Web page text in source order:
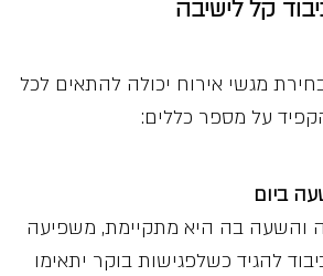
קל לישיבה
מגשי אירוח יכולה להתאים לכל
על מספר כללים:
ביום
והשעה בה היא מתקיימת, משפיעה
להגיד כשלפגישות בוקר יתאימו